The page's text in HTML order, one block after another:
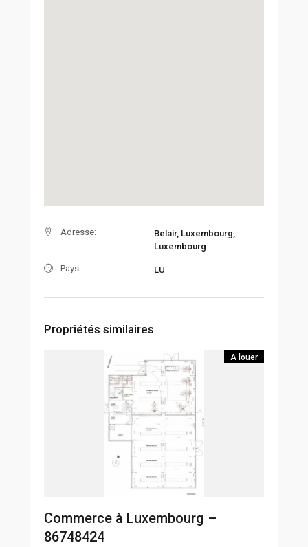
Adresse:
Belair, Luxembourg,
Luxembourg
Pays: LU
Propriétés similaires
A louer
Commerce à Luxembourg –
86748424